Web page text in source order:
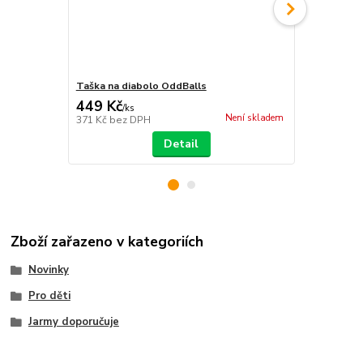
Taška na diabolo OddBalls
449 Kč/ks
371 Kč bez DPH Není skladem
Detail
Zboží zařazeno v kategoriích
Novinky
Pro děti
Jarmy doporučuje